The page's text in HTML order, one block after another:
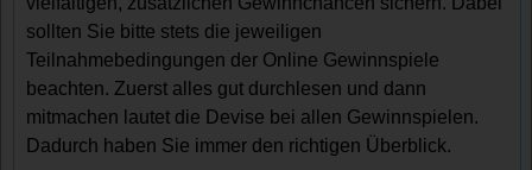
sollten Sie bitte stets die jeweiligen
Teilnahmebedingungen der Online Gewinnspiele
beachten. Zuerst alles gut durchlesen und dann
mitmachen lautet die Devise bei allen Gewinnspielen.
Dadurch haben Sie immer den richtigen Überblick.